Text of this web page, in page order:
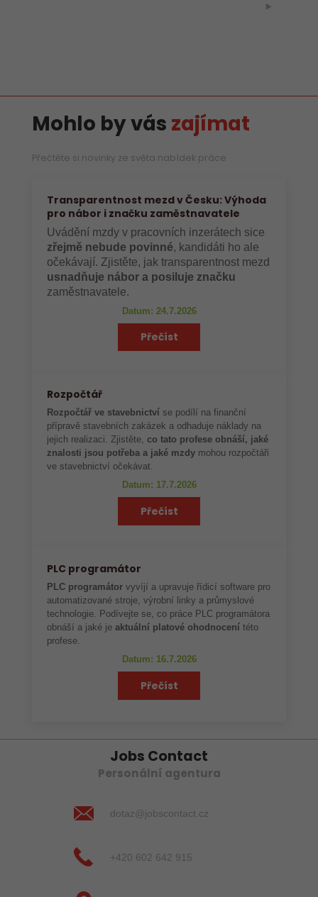
⯈
Mohlo by vás zajímat
Přečtěte si novinky ze světa nabídek práce
Transparentnost mezd v Česku: Výhoda
pro nábor i značku zaměstnavatele
Uvádění mzdy v pracovních inzerátech sice
zřejmě nebude povinné, kandidáti ho ale
očekávají. Zjistěte, jak transparentnost mezd
usnadňuje nábor a posiluje značku
zaměstnavatele.
Datum: 24.7.2026
Přečíst
Rozpočtář
Rozpočtář ve stavebnictví se podílí na finanční
přípravě stavebních zakázek a odhaduje náklady na
jejich realizaci. Zjistěte,co tato profese obnáší, jaké
znalosti jsou potřeba a jaké mzdy mohou rozpočtáři
ve stavebnictví očekávat.
Datum: 17.7.2026
Přečíst
PLC programátor
PLC programátor vyvíjí a upravuje řídicí software pro
automatizované stroje, výrobní linky a průmyslové
technologie. Podívejte se, co práce PLC programátora
obnáší a jaké je aktuální platové ohodnocení této
profese.
Datum: 16.7.2026
Přečíst
Jobs Contact
Personální agentura
dotaz@jobscontact.cz
+420 602 642 915